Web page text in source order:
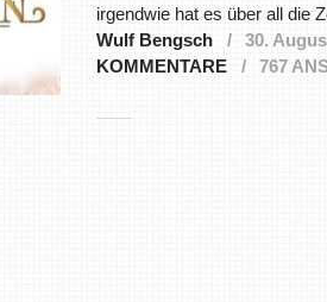
irgendwie hat es über all die
Wulf Bengsch
30.
KOMMENTARE
767